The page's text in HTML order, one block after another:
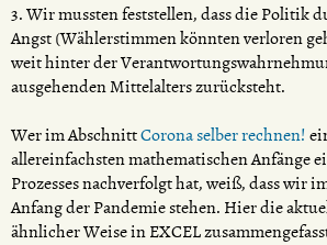
3. Wir mussten feststellen, dass die Politik
Angst (Wählerstimmen könnten verloren
weit hinter der
ausgehenden Mittelalters zurücksteht.
Wer im AbschnittCorona selber rechnen!
allereinfachsten mathematischen Anfänge
Prozesses nachverfolgt hat, weiß, dass wir
Anfang der Pandemie stehen. Hier die
ähnlicher Weise in EXCEL